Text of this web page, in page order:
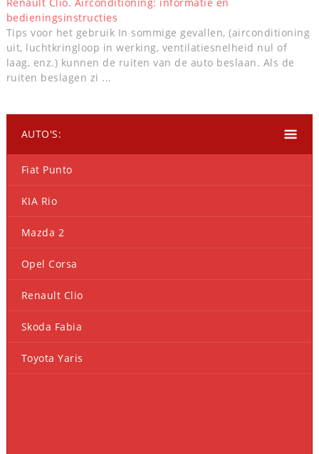
bedieningsinstructies
Tips voor het gebruik In sommige gevallen, (airconditioning
uit, luchtkringloop in werking, ventilatiesnelheid nul of
laag, enz.) kunnen de ruiten van de auto beslaan. Als de
ruiten beslagen zi ...
AUTO'S:
Fiat Punto
KIA Rio
Mazda 2
Opel Corsa
Renault Clio
Skoda Fabia
Toyota Yaris